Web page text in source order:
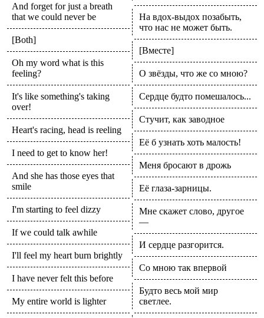
And forget for just a breath
that we could never be
[Both]
Oh my word what is this
feeling?
It's like something's taking
over!
Heart's racing, head is reeling
I need to get to know her!
And she has those eyes that
smile
I'm starting to feel dizzy
If we could talk awhile
I'll feel my heart burn brightly
I have never felt this before
My entire world is lighter
На вдох-выдох позабыть,
что нас не может быть.
[Вместе]
О звёзды, что же со мною?
Сердце будто помешалось...
Стучит, как заводное
Её б узнать хоть малость!
Меня бросают в дрожь
Её глаза-зарницы.
Мне скажет слово, другое
—
И сердце разгорится.
Со мною так впервой
Будто весь мой мир
светлее.